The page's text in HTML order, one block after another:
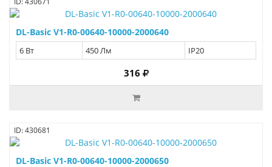
DL-Basic V1-R0-00640-10000-2000640
6 Вт 450 Лм IP20
316
ID: 430681
DL-Basic V1-R0-00640-10000-2000650